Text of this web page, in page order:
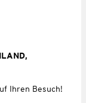
Ihren Besuch!